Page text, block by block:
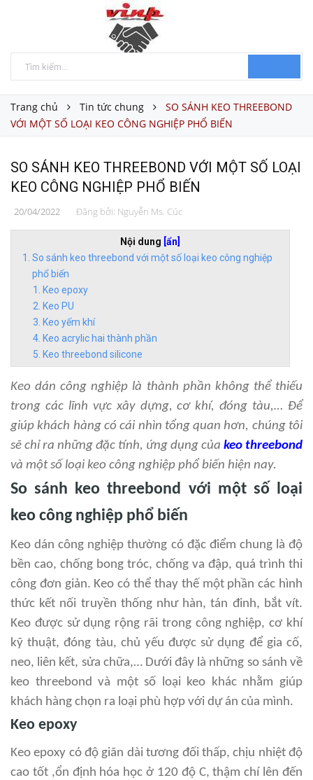
Trang chủ Tin tức chung
SO SÁNH KEO THREEBOND
VỚI MỘT SỐ LOẠI KEO CÔNG NGHIỆP PHỔ BIẾN
SO SÁNH KEO THREEBOND VỚI MỘT SỐ LOẠI
KEO CÔNG NGHIỆP PHỔ BIẾN
20/04/2022 Đăng bởi: Nguyễn Ms. Cúc
Nội dung [ẩn]
So sánh keo threebond với một số loại keo công nghiệp
phổ biến
Keo epoxy
Keo PU
Keo yếm khí
Keo acrylic hai thành phần
Keo threebond silicone
Keo dán công nghiệp là thành phần không thể thiếu
trong các lĩnh vực xây dựng, cơ khí, đóng tàu,… Để
giúp khách hàng có cái nhìn tổng quan hơn, chúng tôi
sẽ chỉ ra những đặc tính, ứng dụng của keo threebond
và một số loại keo công nghiệp phổ biến hiện nay.
So sánh keo threebond với một số loại
keo công nghiệp phổ biến
Keo dán công nghiệp thường có đặc điểm chung là độ
bền cao, chống bong tróc, chống va đập, quá trình thi
công đơn giản. Keo có thể thay thế một phần các hình
thức kết nối truyền thống như hàn, tán đinh, bắt vít.
Keo được sử dụng rộng rãi trong công nghiệp, cơ khí
kỹ thuật, đóng tàu, chủ yếu được sử dụng để gia cố,
neo, liên kết, sửa chữa,… Dưới đây là những so sánh về
keo threebond và một số loại keo khác nhằm giúp
khách hàng chọn ra loại phù hợp với dự án của mình.
Keo epoxy
Keo epoxy có độ giãn dài tương đối thấp, chịu nhiệt độ
cao tốt ,ổn định hóa học ở 120 độ C, thậm chí lên đến